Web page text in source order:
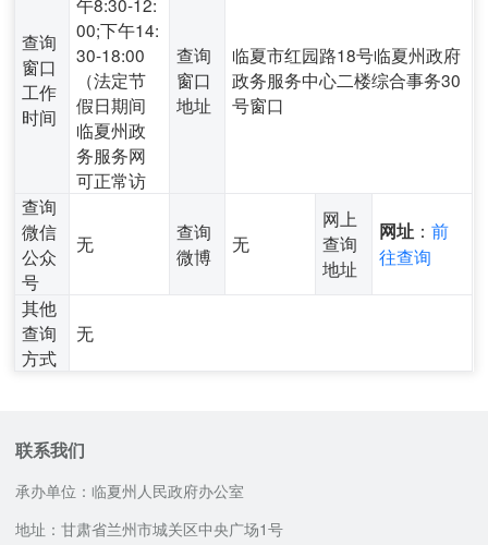
查询
窗口
工作
时间
00;下午14:
30-18:00
（法定节
假日期间
临夏州政
务服务网
可正常访
查询
窗口
地址
临夏市红园路18号临夏州政府
政务服务中心二楼综合事务30
号窗口
查询
微信
公众
号
无
查询
微博
无
网上
查询
地址
网址 ：前
往查询
其他
查询
方式
无
联系我们
承办单位：临夏州人民政府办公室
地址：甘肃省兰州市城关区中央广场1号